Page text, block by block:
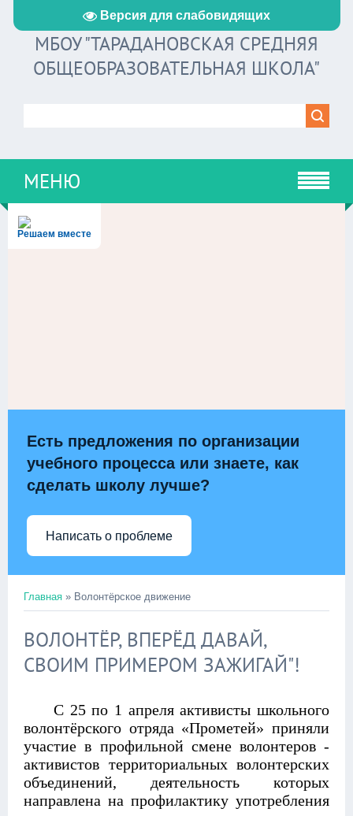
Версия для слабовидящих
МБОУ "ТАРАДАНОВСКАЯ СРЕДНЯЯ
ОБЩЕОБРАЗОВАТЕЛЬНАЯ ШКОЛА"
МЕНЮ
Решаем вместе
Есть предложения по организации
учебного процесса или знаете, как
сделать школу лучше?
Написать о проблеме
Главная » Волонтёрское движение
ВОЛОНТЁР, ВПЕРЁД ДАВАЙ,
СВОИМ ПРИМЕРОМ ЗАЖИГАЙ"!
С 25 по 1 апреля активисты школьного
волонтёрского отряда «Прометей» приняли
участие в профильной смене волонтеров -
активистов территориальных волонтерских
объединений, деятельность которых
направлена на профилактику употребления